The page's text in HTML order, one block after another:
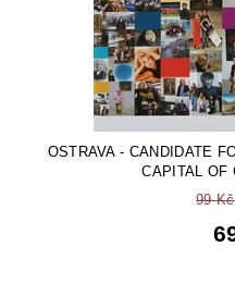
OSTRAVA - CANDIDATE
CAPITAL OF
99 Kč